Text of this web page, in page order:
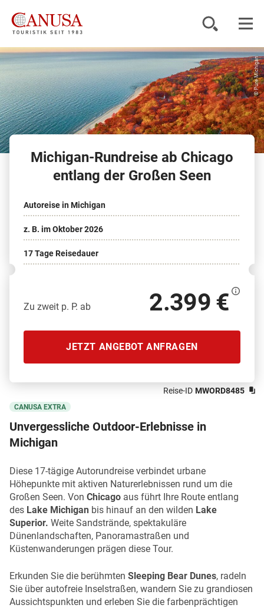
Reiseziele
Reisearten
Inspiration
Service
KUNDENPORTAL
© Pure Michigan
Michigan-Rundreise ab Chicago
entlang der Großen Seen
Autoreise in Michigan
z. B. im Oktober 2026
17 Tage Reisedauer
Zu zweit p. P. ab 2.399 €
JETZT ANGEBOT ANFRAGEN
Reise-ID MWORD8485
CANUSA EXTRA
Unvergessliche Outdoor-Erlebnisse in
Michigan
Diese 17-tägige Autorundreise verbindet urbane
Höhepunkte mit aktiven Naturerlebnissen rund um die
Großen Seen. Von Chicago aus führt Ihre Route entlang
des Lake Michigan bis hinauf an den wilden Lake
Superior. Weite Sandstrände, spektakuläre
Dünenlandschaften, Panoramastraßen und
Küstenwanderungen prägen diese Tour.
Erkunden Sie die berühmten Sleeping Bear Dunes, radeln
Sie über autofreie Inselstraßen, wandern Sie zu grandiosen
Aussichtspunkten und erleben Sie die farbenprächtigen